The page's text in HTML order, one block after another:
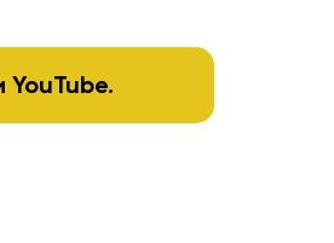
YouTube.